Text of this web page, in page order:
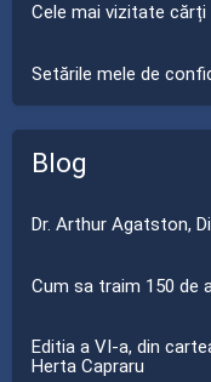
Cele mai vizitate cărți
Setările mele de
Blog
Dr. Arthur Agatston,
Cum sa traim 150 de
Editia a VI-a, din
Herta Capraru